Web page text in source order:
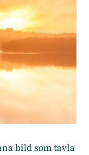
bild som tavla